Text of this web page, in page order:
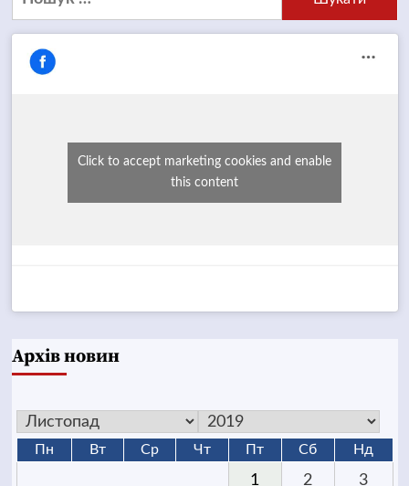
Click to accept marketing cookies and enable
this content
Архів новин
Пн Вт Ср Чт Пт Сб Нд
1 2 3